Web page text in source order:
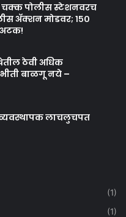
चक्क पोलीस स्टेशनवरच
अ‍ॅक्शन मोडवर; १५०
अटक!
ठेवी अधिक
बाळगू नये –
व्यवस्थापक लाचलुचपत
(1)
(1)